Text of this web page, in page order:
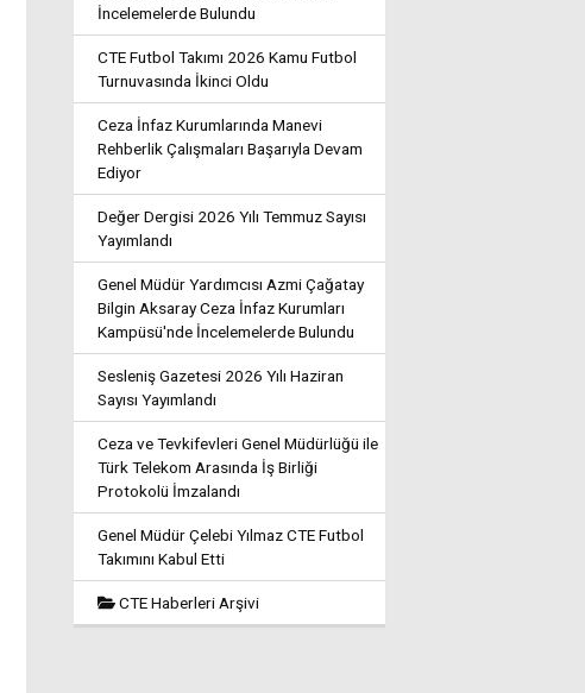
İncelemelerde Bulundu
CTE Futbol Takımı 2026 Kamu Futbol
Turnuvasında İkinci Oldu
Ceza İnfaz Kurumlarında Manevi
Rehberlik Çalışmaları Başarıyla Devam
Ediyor
Değer Dergisi 2026 Yılı Temmuz Sayısı
Yayımlandı
Genel Müdür Yardımcısı Azmi Çağatay
Bilgin Aksaray Ceza İnfaz Kurumları
Kampüsü'nde İncelemelerde Bulundu
Sesleniş Gazetesi 2026 Yılı Haziran
Sayısı Yayımlandı
Ceza ve Tevkifevleri Genel Müdürlüğü ile
Türk Telekom Arasında İş Birliği
Protokolü İmzalandı
Genel Müdür Çelebi Yılmaz CTE Futbol
Takımını Kabul Etti
CTE Haberleri Arşivi